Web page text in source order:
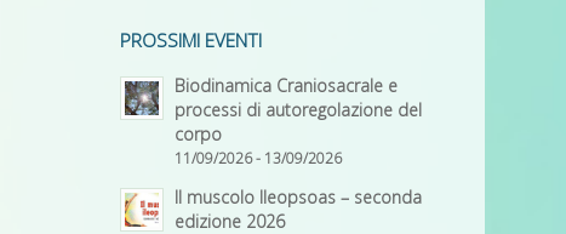
PROSSIMI EVENTI
Biodinamica Craniosacrale e
processi di autoregolazione del
corpo
11/09/2026 - 13/09/2026
Il muscolo Ileopsoas – seconda
edizione 2026